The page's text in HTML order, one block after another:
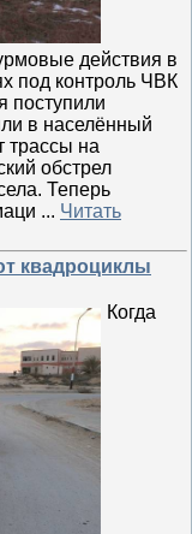
действия в
под контроль ЧВК
поступили
в населённый
трассы на
обстрел
Теперь
... Читать
квадроциклы
Когда